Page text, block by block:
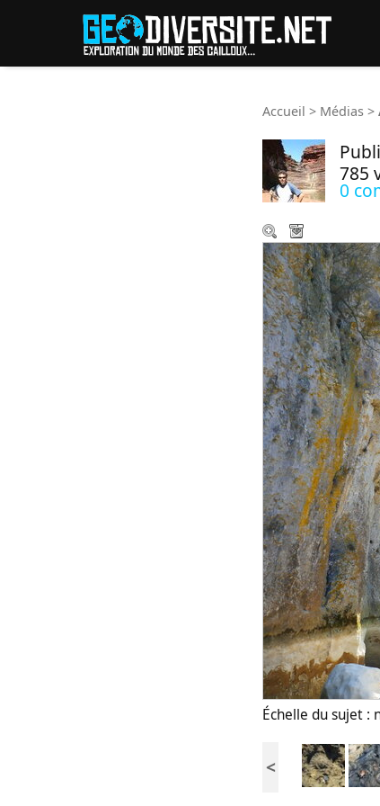
Accueil > Médias >
785
0
Échelle du sujet :
<